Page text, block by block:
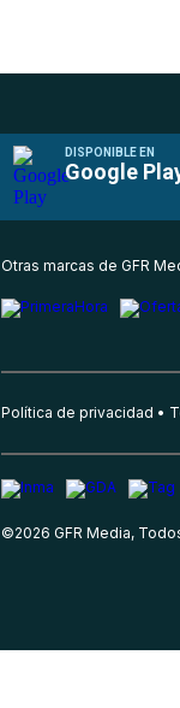
DISPONIBLE EN
Google
Otras marcas de GFR
Política de privacidad
©2026 GFR Media,